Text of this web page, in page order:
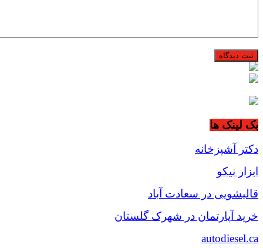
بک لینک ها
دکتر آشپزخانه
ابزار نیکو
قالیشویی در سعادت آباد
خرید آپارتمان در شهرک گلستان
autodiesel.ca